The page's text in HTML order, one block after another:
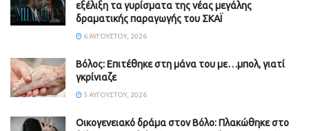
εξέλιξη τα γυρίσματα της νέας μεγάλης
δραματικής παραγωγής του ΣΚΑΪ
6 ΑΥΓΟΎΣΤΟΥ, 2026
Βόλος: Επιτέθηκε στη μάνα του με…μπολ, γιατί
γκρίνιαζε
5 ΑΥΓΟΎΣΤΟΥ, 2026
Οικογενειακό δράμα στον Βόλο: Πλακώθηκε στο